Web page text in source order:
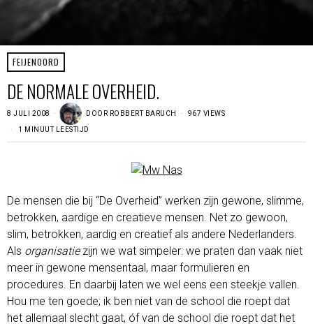
FEIJENOORD
DE NORMALE OVERHEID.
8 JULI 2008 DOOR ROBBERT BARUCH 967 VIEWS
1 MINUUT LEESTIJD
De mensen die bij “De Overheid” werken zijn gewone, slimme,
betrokken, aardige en creatieve mensen. Net zo gewoon,
slim, betrokken, aardig en creatief als andere Nederlanders.
Als organisatiezijn we wat simpeler: we praten dan vaak niet
meer in gewone mensentaal, maar formulieren en
procedures. En daarbij laten we wel eens een steekje vallen.
Hou me ten goede; ik ben niet van de school die roept dat
het allemaal slecht gaat, óf van de school die roept dat het